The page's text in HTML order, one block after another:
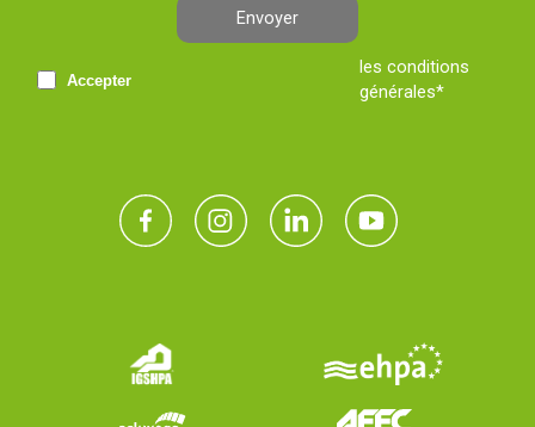
Envoyer
Accepter
les conditions
générales*